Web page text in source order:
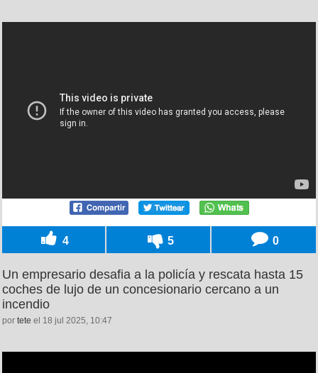
4 5 0
Un empresario desafia a la policía y rescata hasta 15
coches de lujo de un concesionario cercano a un
incendio
por tete el 18 jul 2025, 10:47